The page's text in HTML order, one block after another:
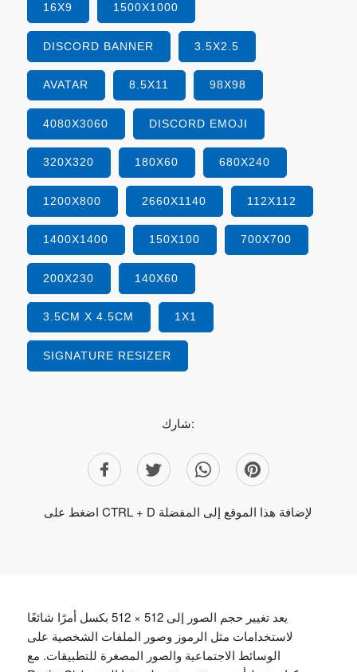
16X9 1500X1000
DISCORD BANNER 3.5X2.5
AVATAR 8.5X11 98X98
4080X3060 DISCORD EMOJI
320X320 180X60 680X240
1200X800 2660X1140 112X112
1400X1400 150X100 700X700
200X230 140X60
3.5CM X 4.5CM 1X1
SIGNATURE RESIZER
شارك:
اضغط على CTRL + D لإضافة هذا الموقع إلى المفضلة
يعد تغيير حجم الصور إلى 512 × 512 بكسل أمرًا شائعًا
لاستخدامات مثل الرموز وصور الملفات الشخصية على
الوسائط الاجتماعية والصور المصغرة للتطبيقات. مع